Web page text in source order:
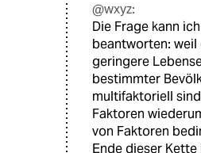
@wxyz:
Die Frage kann
beantworten: weil
geringere
bestimmter
multifaktoriell
Faktoren
von Faktoren
Ende dieser